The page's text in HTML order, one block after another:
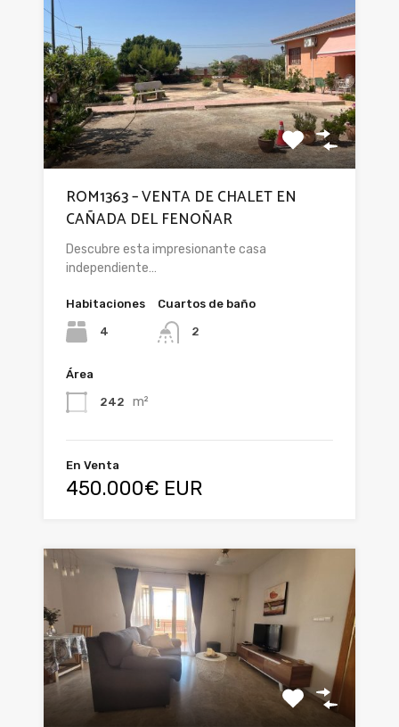
ROM1363 – VENTA DE CHALET EN
CAÑADA DEL FENOÑAR
Descubre esta impresionante casa
independiente…
Habitaciones
4
Cuartos de baño
2
Área
242 m²
En Venta
450.000€ EUR